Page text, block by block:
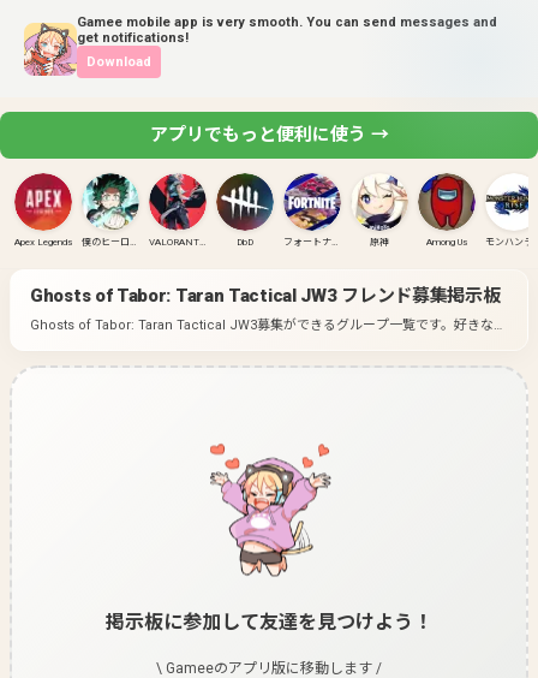
Gamee mobile app is very smooth. You can send messages and
get notifications!
Download
アプリでもっと便利に使う →
Apex Legends 僕のヒーローアカデミア ULTRA RUMBLE VALORANT(PC) DbD フォートナイト 原神 Among Us
Ghosts of Tabor: Taran Tactical JW3フレンド募集掲示板
Ghosts of Tabor: Taran Tactical JW3募集ができるグループ一覧です。 好きなゲ
掲示板に参加して友達を見つけよう！
\ Gameeのアプリ版に移動します /